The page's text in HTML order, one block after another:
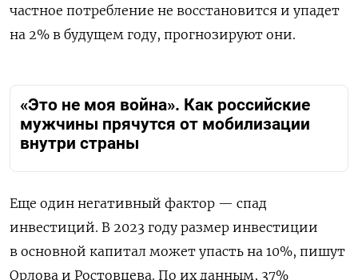
частное потребление не восстановится и упадет
на 2% в будущем году, прогнозируют они.
«Это не моя война». Как российские
мужчины прячутся от мобилизации
внутри страны
Еще один негативный фактор — спад
инвестиций. В 2023 году размер инвестиции
в основной капитал может упасть на 10%, пишут
Орлова и Ростовцева. По их данным, 37%